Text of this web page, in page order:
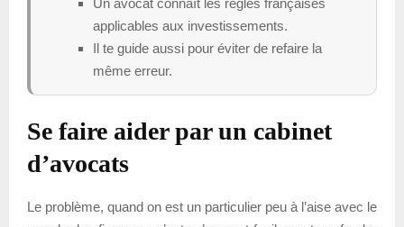
applicables aux investissements.
Il te guide aussi pour éviter de refaire la
même erreur.
Se faire aider par un cabinet
d’avocats
Le problème, quand on est un particulier peu à l’aise avec le